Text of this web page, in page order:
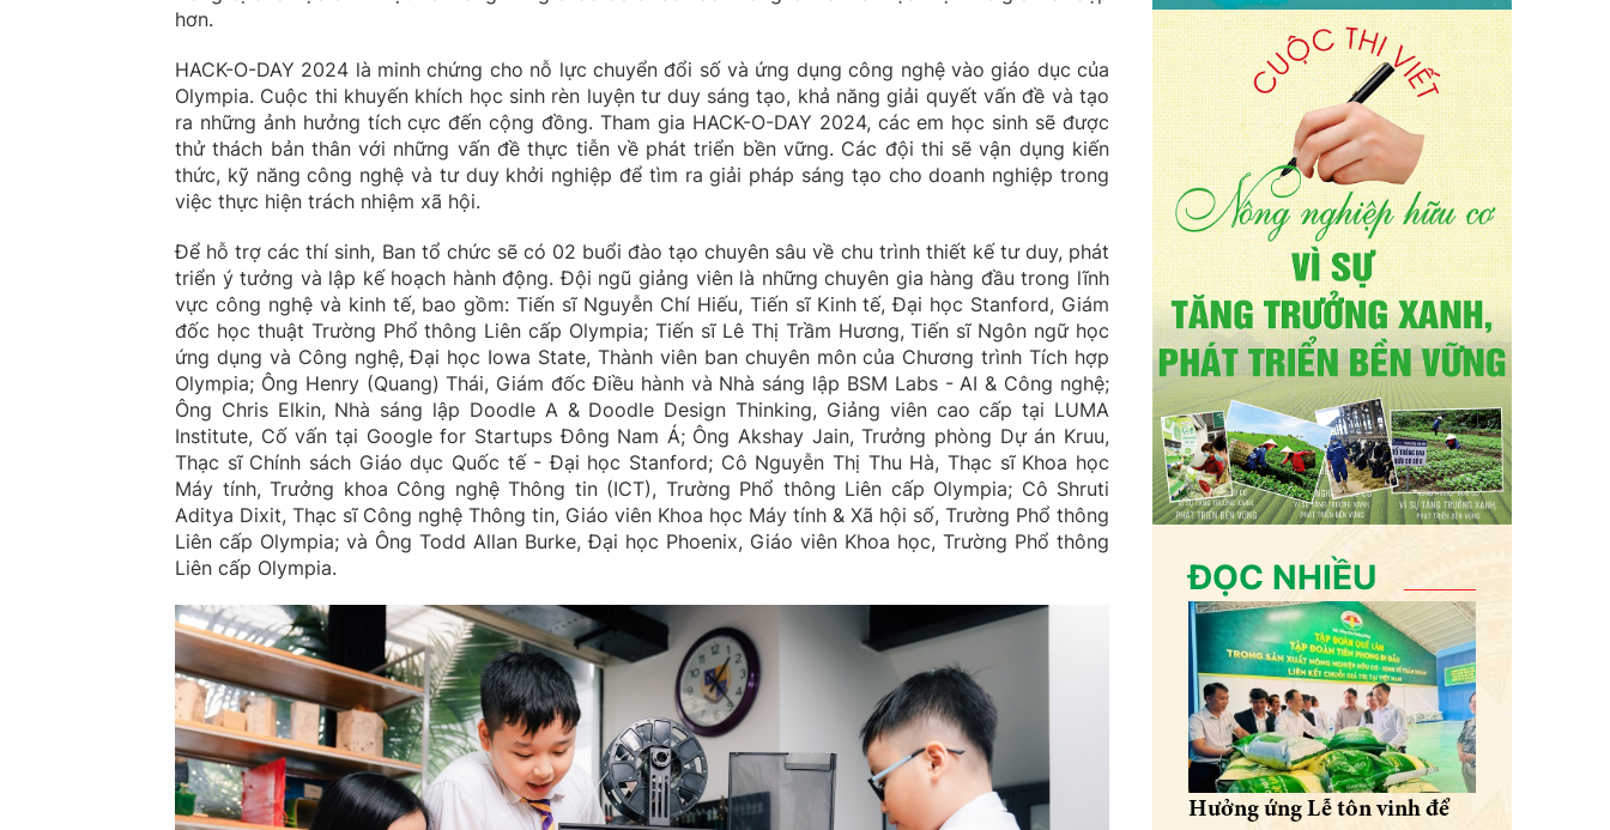
hơn.
HACK-O-DAY 2024 là minh chứng cho nỗ lực chuyển đổi số và ứng dụng công nghệ vào giáo dục của
Olympia. Cuộc thi khuyến khích học sinh rèn luyện tư duy sáng tạo, khả năng giải quyết vấn đề và tạo
ra những ảnh hưởng tích cực đến cộng đồng. Tham gia HACK-O-DAY 2024, các em học sinh sẽ được
thử thách bản thân với những vấn đề thực tiễn về phát triển bền vững. Các đội thi sẽ vận dụng kiến
thức, kỹ năng công nghệ và tư duy khởi nghiệp để tìm ra giải pháp sáng tạo cho doanh nghiệp trong
việc thực hiện trách nhiệm xã hội.
Để hỗ trợ các thí sinh, Ban tổ chức sẽ có 02 buổi đào tạo chuyên sâu về chu trình thiết kế tư duy, phát
triển ý tưởng và lập kế hoạch hành động. Đội ngũ giảng viên là những chuyên gia hàng đầu trong lĩnh
vực công nghệ và kinh tế, bao gồm: Tiến sĩ Nguyễn Chí Hiếu, Tiến sĩ Kinh tế, Đại học Stanford, Giám
đốc học thuật Trường Phổ thông Liên cấp Olympia; Tiến sĩ Lê Thị Trầm Hương, Tiến sĩ Ngôn ngữ học
ứng dụng và Công nghệ, Đại học Iowa State, Thành viên ban chuyên môn của Chương trình Tích hợp
Olympia; Ông Henry (Quang) Thái, Giám đốc Điều hành và Nhà sáng lập BSM Labs - AI & Công nghệ;
Ông Chris Elkin, Nhà sáng lập Doodle A & Doodle Design Thinking, Giảng viên cao cấp tại LUMA
Institute, Cố vấn tại Google for Startups Đông Nam Á; Ông Akshay Jain, Trưởng phòng Dự án Kruu,
Thạc sĩ Chính sách Giáo dục Quốc tế - Đại học Stanford; Cô Nguyễn Thị Thu Hà, Thạc sĩ Khoa học
Máy tính, Trưởng khoa Công nghệ Thông tin (ICT), Trường Phổ thông Liên cấp Olympia; Cô Shruti
Aditya Dixit, Thạc sĩ Công nghệ Thông tin, Giáo viên Khoa học Máy tính & Xã hội số, Trường Phổ thông
Liên cấp Olympia; và Ông Todd Allan Burke, Đại học Phoenix, Giáo viên Khoa học, Trường Phổ thông
Liên cấp Olympia.
ĐỌC NHIỀU
Hưởng ứng Lễ tôn vinh để